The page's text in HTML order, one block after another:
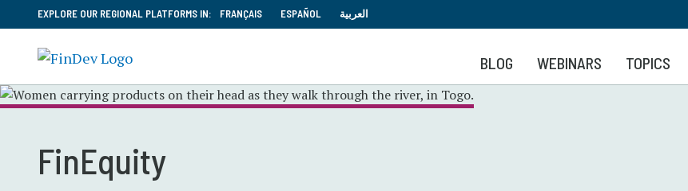
to
main
content
EXPLORE OUR REGIONAL PLATFORMS IN: FRANÇAIS ESPAÑOL العربية
BLOG WEBINARS TOPICS
FinEquity